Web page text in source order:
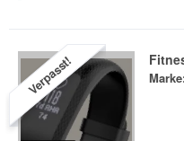
Verpasst!